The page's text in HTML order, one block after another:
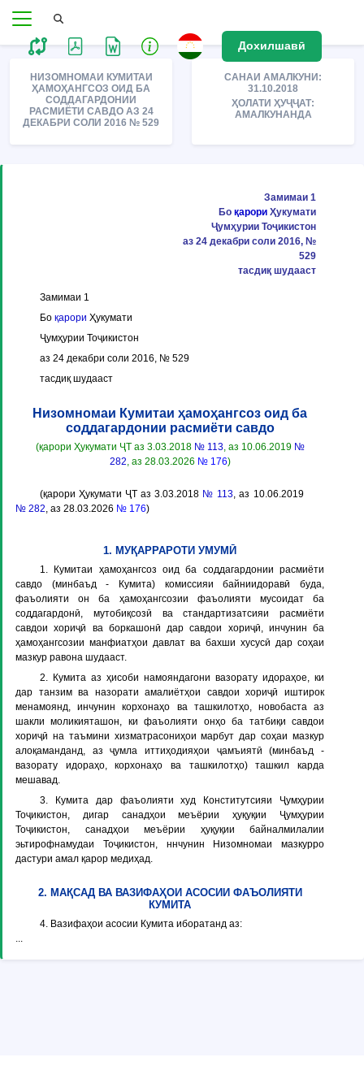
Дохилшавӣ
НИЗОМНОМАИ КУМИТАИ
ҲАМОҲАНГСОЗ ОИД БА
СОДДАГАРДОНИИ
РАСМИЁТИ САВДО АЗ 24
ДЕКАБРИ СОЛИ 2016 № 529
САНАИ АМАЛКУНИ:
31.10.2018
ҲОЛАТИ ҲУҶҶАТ:
АМАЛКУНАНДА
Замимаи 1
Бо қарори Ҳукумати
Ҷумҳурии Тоҷикистон
аз 24 декабри соли 2016, №
529
тасдиқ шудааст
Замимаи 1
Бо қарори Ҳукумати
Ҷумҳурии Тоҷикистон
аз 24 декабри соли 2016, № 529
тасдиқ шудааст
Низомномаи Кумитаи ҳамоҳангсоз оид ба
соддагардонии расмиёти савдо
(қарори Ҳукумати ҶТ аз 3.03.2018 № 113, аз 10.06.2019 №
282, аз 28.03.2026 № 176)
(қарори Ҳукумати ҶТ аз 3.03.2018 № 113, аз 10.06.2019
№ 282, аз 28.03.2026 № 176)
1. МУҚАРРАРОТИ УМУМӢ
1. Кумитаи ҳамоҳангсоз оид ба соддагардонии расмиёти
савдо (минбаъд -
Кумита) комиссияи байниидоравӣ буда,
фаъолияти он ба ҳамоҳангсозии фаъолияти мусоидат ба
соддагардонӣ, мутобиқсозӣ ва стандартизатсияи расмиёти
савдои хориҷӣ ва боркашонӣ дар савдои хориҷӣ, инчунин ба
ҳамоҳангсозии манфиатҳои давлат ва бахши хусусӣ дар соҳаи
мазкур равона шудааст.
2. Кумита аз ҳисоби намояндагони вазорату идораҳое, ки
дар танзим ва назорати амалиётҳои савдои хориҷӣ иштирок
менамоянд, инчунин корхонаҳо ва ташкилотҳо, новобаста аз
шакли моликияташон, ки фаъолияти онҳо ба татбиқи савдои
хориҷӣ на таъмини хизматрасониҳои марбут дар соҳаи мазкур
алоқаманданд, аз ҷумла иттиҳодияҳои ҷамъиятӣ (минбаъд -
вазорату идораҳо, корхонаҳо ва ташкилотҳо) ташкил карда
мешавад.
3. Кумита дар фаъолияти худ Конститутсияи Ҷумҳурии
Тоҷикистон, дигар санадҳои меъёрии ҳуқуқии Ҷумҳурии
Тоҷикистон, санадҳои меъёрии ҳуқуқии байналмилалии
эьтирофнамудаи Тоҷикистон, ннчунин Низомномаи мазкурро
дастури амал қарор медиҳад.
2. МАҚСАД ВА ВАЗИФАҲОИ АСОСИИ ФАЪОЛИЯТИ
КУМИТА
4. Вазифаҳои асосии Кумита иборатанд аз:
...